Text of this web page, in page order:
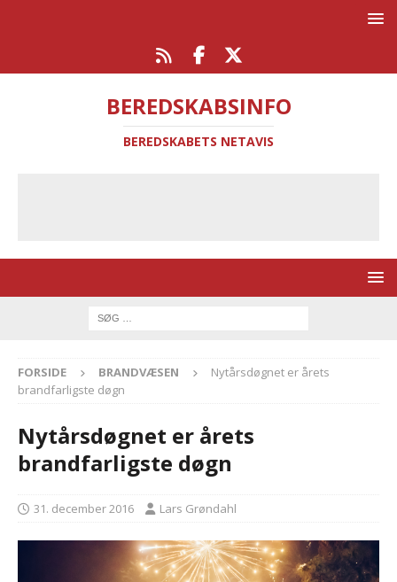
BEREDSKABSINFO
BEREDSKABETS NETAVIS
FORSIDE BRANDVÆSEN
Nytårsdøgnet er årets
brandfarligste døgn
Nytårsdøgnet er årets
brandfarligste døgn
31. december 2016 Lars Grøndahl